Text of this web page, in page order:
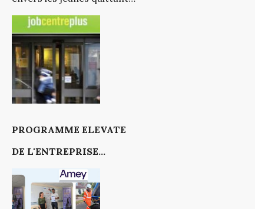
les foyers d'accueil
PROGRAMME ELEVATE
DE L'ENTREPRISE
SOCIALE KENT (SEK)